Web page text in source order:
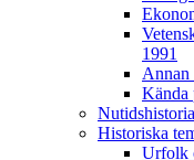
1991
Annan
Kända
Nutidshistoria
Historiska
Urfolk